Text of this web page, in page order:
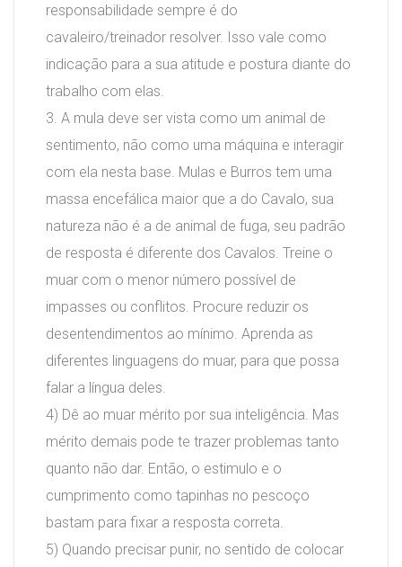
responsabilidade sempre é do
cavaleiro/treinador resolver. Isso vale como
indicação para a sua atitude e postura diante do
trabalho com elas.
3. A mula deve ser vista como um animal de
sentimento, não como uma máquina e interagir
com ela nesta base. Mulas e Burros tem uma
massa encefálica maior que a do Cavalo, sua
natureza não é a de animal de fuga, seu padrão
de resposta é diferente dos Cavalos. Treine o
muar com o menor número possível de
impasses ou conflitos. Procure reduzir os
desentendimentos ao mínimo. Aprenda as
diferentes linguagens do muar, para que possa
falar a língua deles.
4) Dê ao muar mérito por sua inteligência. Mas
mérito demais pode te trazer problemas tanto
quanto não dar. Então, o estimulo e o
cumprimento como tapinhas no pescoço
bastam para fixar a resposta correta.
5) Quando precisar punir, no sentido de colocar